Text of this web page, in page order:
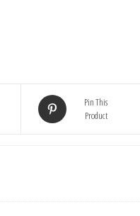
Pin This
Product